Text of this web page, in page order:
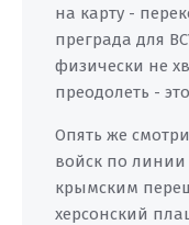
на карту -
преграда для
физически не
преодолеть -
Опять же
войск по
крымским
херсонский